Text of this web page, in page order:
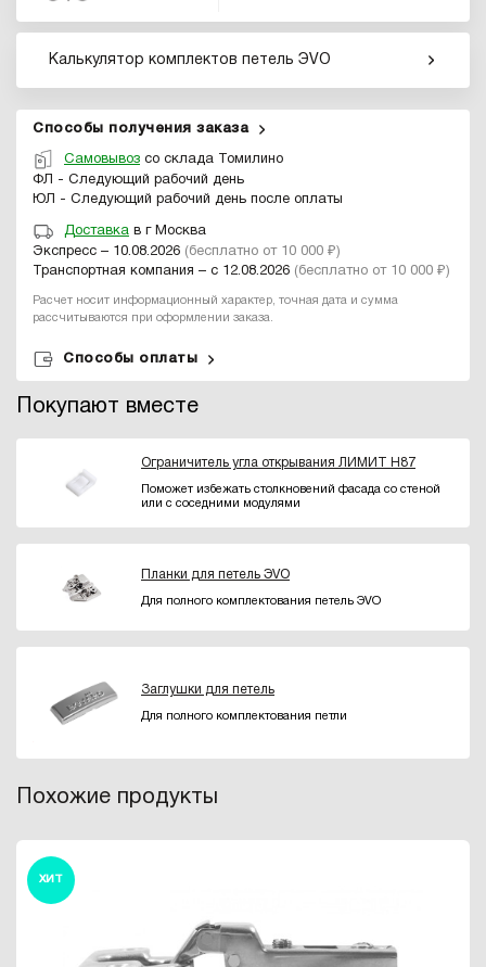
Калькулятор комплектов петель ЭVO
Способы получения заказа
Самовывоз со склада Томилино
ФЛ - Следующий рабочий день
ЮЛ - Следующий рабочий день после оплаты
Доставка в г Москва
Экспресс – 10.08.2026 (бесплатно от 10 000 ₽)
Транспортная компания – с 12.08.2026 (бесплатно от 10 000 ₽)
Расчет носит информационный характер, точная дата и сумма
рассчитываются при оформлении заказа.
Способы оплаты
Покупают вместе
Ограничитель угла открывания ЛИМИТ H87
Поможет избежать столкновений фасада со стеной
или с соседними модулями
Планки для петель ЭVO
Для полного комплектования петель ЭVO
Заглушки для петель
Для полного комплектования петли
Похожие продукты
ХИТ